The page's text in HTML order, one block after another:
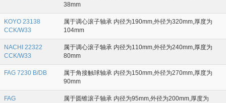
38mm
KOYO 23138
CCK/W33
属于调心滚子轴承 内径为190mm,外径为320mm,厚度为
104mm
NACHI 22322
CCK/W33
属于调心滚子轴承 内径为110mm,外径为240mm,厚度为
80mm
FAG 7230 B/DB
属于角接触球轴承 内径为150mm,外径为270mm,厚度为
90mm
FAG
属于圆锥滚子轴承 内径为95mm,外径为200mm,厚度为